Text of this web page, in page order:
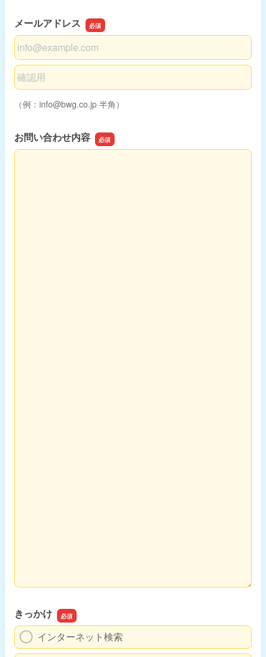
メールアドレス
メールアドレス
メールアドレスの確認用
（例：info@bwg.co.jp 半角）
お問い合わせ内容
お問い合わせ内容
きっかけ
インターネット検索